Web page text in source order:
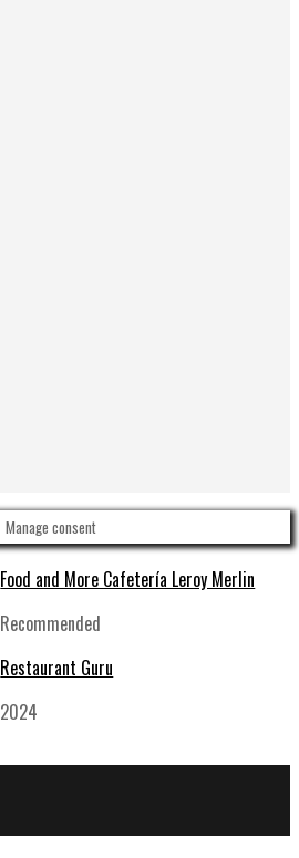
Manage consent
Food and More Cafetería Leroy Merlin
Recommended
Restaurant Guru
2024